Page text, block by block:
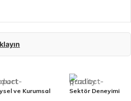
ve Kurumsal Sektör Deneyimi